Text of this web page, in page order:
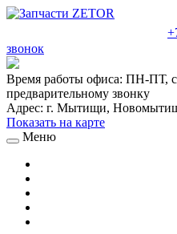
звонок
Время работы офиса: ПН-ПТ, с
предварительному звонку
Адрес: г. Мытищи,
Показать на карте
Меню